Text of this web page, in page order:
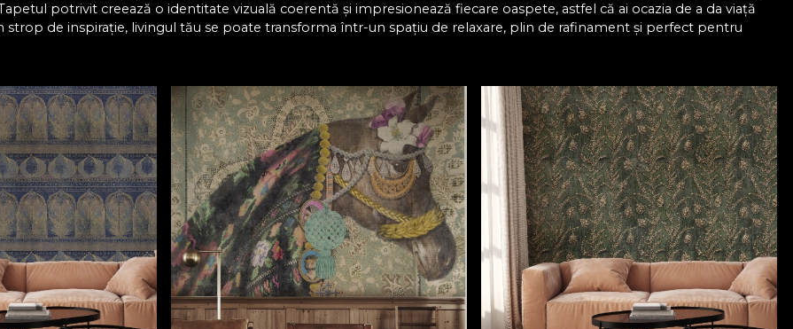
potrivit creează o identitate vizuală coerentă și impresionează fiecare oaspete, astfel că ai ocazia de a da viață
strop de inspirație, livingul tău se poate transforma într-un spațiu de relaxare, plin de rafinament și perfect pentru
impecabil cu decorul existent. Fiecare design se poate personaliza în funcție de dimensiunile pereților pentru a se
compromisuri. Modelele de tapet living nu doar că au un aspect rafinat, dar sunt și foarte rezistente, astfel că trec cu
păstrează impecabile de-a lungul anilor.
deosebită cu tapetul pentru sufragerie VLAdiLA
pentru sufragerie sunt concepute să reziste la uzură și își păstrează aspectul impecabil pe termen lung. Oricare ar fi
de design, cu noi ai certitudinea că vei găsi modelul perfect, care arată impecabil și se potrivește în orice spațiu.
nou aspect livingului tău, fără să fie necesare proceduri complicate, deoarece totul este mult mai simplu, mai rapid și
decât să adaugi tu acea notă unică. Alege tapetele moderne pentru living VLAdiLA și bucură-te de un ambient
așteptăm cu modele unice, create să inspire! Descoperă acum colecția noastră de tapete și transformă-ți sufrageria
care să impresioneze orice vizitator!